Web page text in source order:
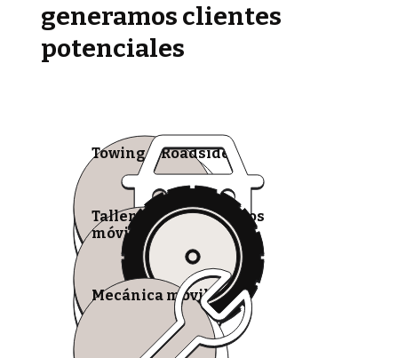
generamos clientes
potenciales
Towing & Roadside
Talleres de neumáticos
móviles
Mecánica móvil